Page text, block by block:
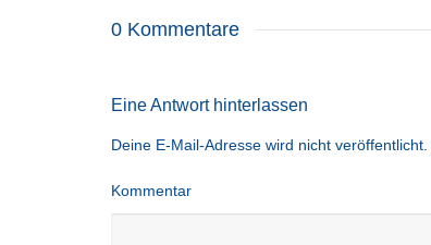
0 Kommentare
Eine Antwort hinterlassen
Deine E-Mail-Adresse wird nicht veröffentlicht.
Kommentar